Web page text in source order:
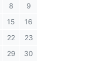
8
9
15
16
22
23
29
30